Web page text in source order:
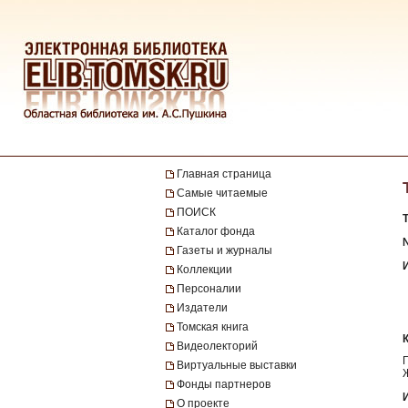
Главная страница
Самые читаемые
ПОИСК
Каталог фонда
Газеты и журналы
Коллекции
Персоналии
Издатели
Томская книга
Видеолекторий
Виртуальные выставки
Фонды партнеров
О проекте